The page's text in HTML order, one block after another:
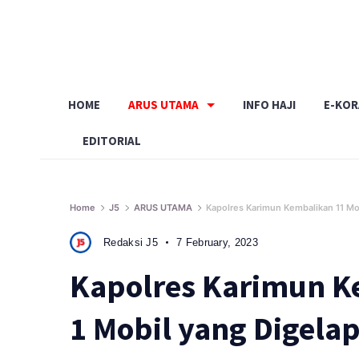
HOME ARUS UTAMA INFO HAJI E-
EDITORIAL
Home J5 ARUS UTAMA Kapolres Karimun Kembalikan 11
Redaksi J5 7 February, 2023
Kapolres Karimun
1 Mobil yang